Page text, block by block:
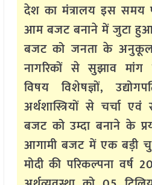
देश का मंत्रालय इस समय
आम बजट बनाने में जुटा हुआ
बजट को जनता के
नागरिकों से सुझाव मांग
विषय विशेषज्ञों,
अर्थशास्त्रियों से चर्चा
बजट को उम्दा बनाने के
आगामी बजट में एक बड़ी
मोदी की परिकल्पना